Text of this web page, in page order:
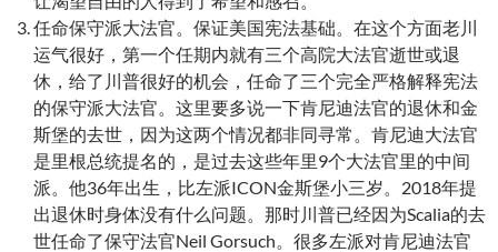
任命保守派大法官。保证美国宪法基础。在这个方面老川
运气很好，第一个任期内就有三个高院大法官逝世或退
休，给了川普很好的机会，任命了三个完全严格解释宪法
的保守派大法官。这里要多说一下肯尼迪法官的退休和金
斯堡的去世，因为这两个情况都非同寻常。肯尼迪大法官
是里根总统提名的，是过去这些年里9个大法官里的中间
派。他36年出生，比左派ICON金斯堡小三岁。2018年提
出退休时身体没有什么问题。那时川普已经因为Scalia的去
世任命了保守法官Neil Gorsuch。很多左派对肯尼迪法官